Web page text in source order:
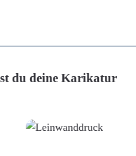
du deine Karikatur